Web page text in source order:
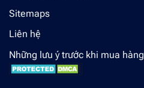
Sitemaps
Liên hệ
Những lưu ý trước khi mua hàng